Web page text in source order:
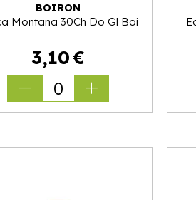
BOIRON
Montana 30Ch Do Gl Boi
3,10€
0